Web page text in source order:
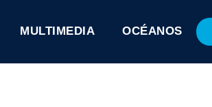
MULTIMEDIA OCÉANOS